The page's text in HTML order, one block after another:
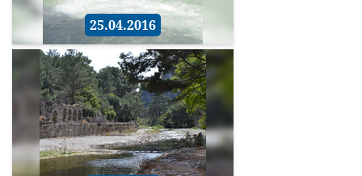
25.04.2016